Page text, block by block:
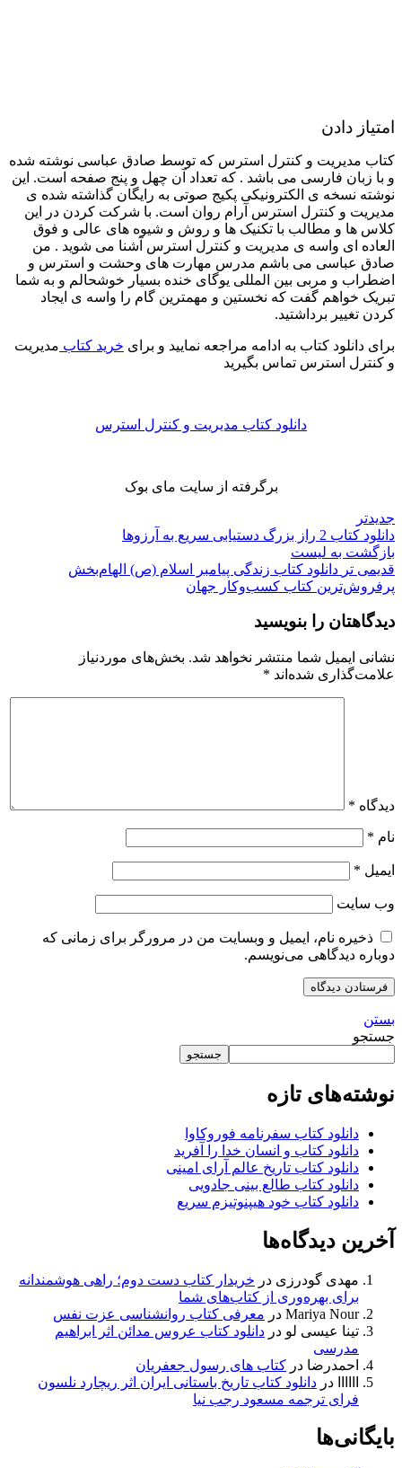
امتیاز دادن
کتاب مدیریت و کنترل استرس که توسط صادق عباسی نوشته شده
و با زبان فارسی می باشد . که تعداد آن چهل و پنج صفحه است. این
نوشته نسخه ی الکترونیکی پکیج صوتی به رایگان گذاشته شده ی
مدیریت و کنترل استرس آرام روان است. با شرکت کردن در این
کلاس ها و مطالب با تکنیک ها و روش و شیوه های عالی و فوق
العاده ای واسه ی مدیریت و کنترل استرس آشنا می شوید . من
صادق عباسی می باشم مدرس مهارت های وحشت و استرس و
اضطراب و مربی بین المللی یوگای خنده بسیار خوشحالم و به شما
تبریک خواهم گفت که نخستین و مهمترین گام را واسه ی ایجاد
کردن تغییر برداشتید.
برای دانلود کتاب به ادامه مراجعه نمایید و برای خرید کتاب مدیریت
و کنترل استرس تماس بگیرید
دانلود کتاب مدیریت و کنترل استرس
برگرفته از سایت مای بوک
جدیدتر
دانلود کتاب 2 راز بزرگ دستیابی سریع به آرزوها
بازگشت به لیست
قدیمی تر دانلود کتاب زندگی پیامبر اسلام (ص) الهام‌بخش
پرفروش‌ترین کتاب کسب‌وکار جهان
دیدگاهتان را بنویسید
نشانی ایمیل شما منتشر نخواهد شد. بخش‌های موردنیاز
علامت‌گذاری شده‌اند *
دیدگاه *
نام *
ایمیل *
وب‌ سایت
ذخیره نام، ایمیل و وبسایت من در مرورگر برای زمانی که
دوباره دیدگاهی می‌نویسم.
بستن
جستجو
جستجو
نوشته‌های تازه
دانلود کتاب سفرنامه فوروکاوا
دانلود کتاب و انسان خدا را آفرید
دانلود کتاب تاریخ عالم آرای امینی
دانلود کتاب طالع بینی جادویی
دانلود کتاب خود هیپنوتیزم سریع
آخرین دیدگاه‌ها
مهدی گودرزی در خریدار کتاب دست دوم؛ راهی هوشمندانه
برای بهره‌وری از کتاب‌های شما
Mariya Nour در معرفی کتاب روانشناسی عزت نفس
تینا عیسی لو در دانلود کتاب عروس مدائن اثر ابراهیم
مدرسی
احمدرضا در کتاب های رسول جعفریان
در دانلود کتاب تاریخ باستانی ایران اثر ریچارد نلسون
فرای ترجمه مسعود رجب نیا
بایگانی‌ها